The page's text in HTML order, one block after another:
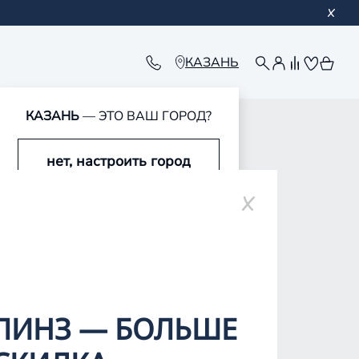
КАЗАНЬ
КАЗАНЬ— ЭТО ВАШ ГОРОД?
нет, настроить город
— БОЛЬШЕ